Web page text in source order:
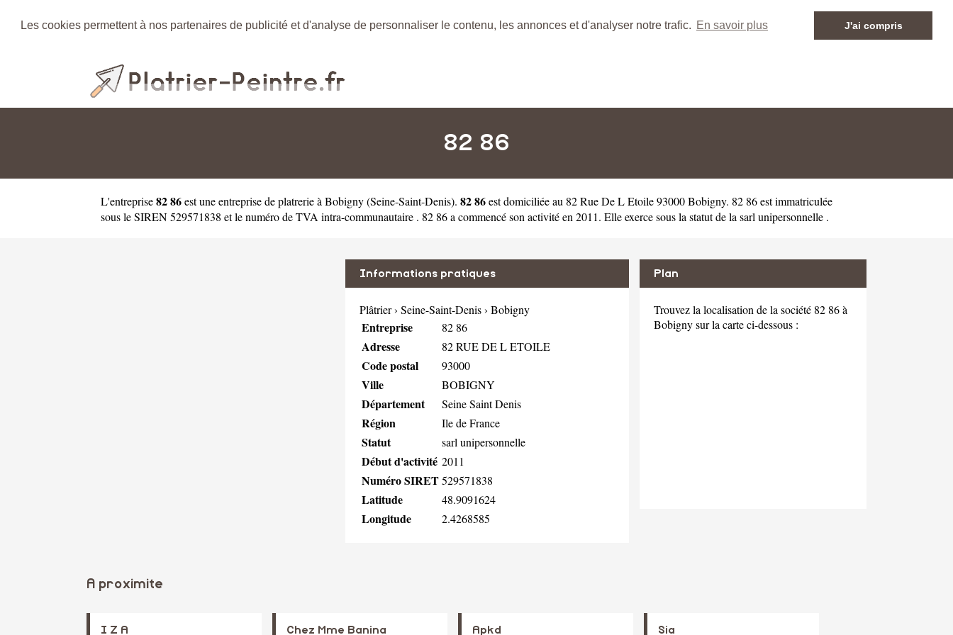
Les cookies permettent à nos partenaires de publicité et d'analyse de personnaliser le contenu, les annonces et d'analyser notre trafic. En savoir plus J'ai compris
82 86
L'entreprise82 86est uneentreprise de platrerie à Bobigny(Seine-Saint-Denis). 82 86est domiciliée au 82 Rue De L Etoile 93000 Bobigny. 82 86 est immatriculée
sous le SIREN 529571838 et le numéro de TVA intra-communautaire . 82 86 a commencé son activité en 2011. Elle exerce sous la statut de la sarl unipersonnelle .
Informations pratiques
Plâtrier› Seine-Saint-Denis› Bobigny
Entreprise 82 86
Adresse 82 RUE DE L ETOILE
Code postal 93000
Ville BOBIGNY
Département Seine Saint Denis
Région Ile de France
Statut sarl unipersonnelle
Début d'activité 2011
Numéro SIRET529571838
Latitude 48.9091624
Longitude 2.4268585
Plan
Trouvez la localisation de la société 82 86 à
Bobigny sur la carte ci-dessous :
A proximite
I Z A Chez Mme Banina Apkd Sia